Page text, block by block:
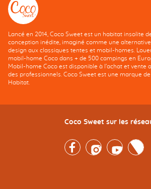
Lancé en 2014, Coco Sweet est un habitat insolite
conception inédite, imaginé comme une
design aux classiques tentes et mobil-homes.
mobil-home Coco dans + de 500 campings en
Mobil-home Coco est disponible à l'achat et vente
des professionnels. Coco Sweet est une marque de
Habitat.
Coco Sweet sur les
FacebookInstagramYoutubeTwitter